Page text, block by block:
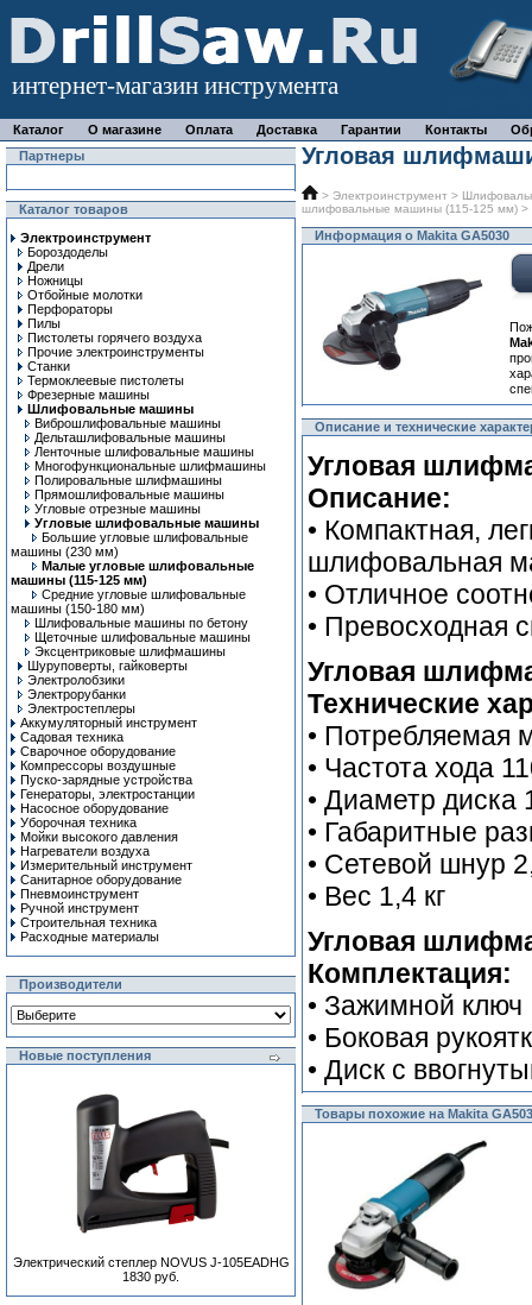
интернет-магазин инструмента
Каталог О магазине Оплата Доставка Гарантии Контакты
Партнеры
Каталог товаров
Электроинструмент
Бороздоделы
Дрели
Ножницы
Отбойные молотки
Перфораторы
Пилы
Пистолеты горячего воздуха
Прочие электроинструменты
Станки
Термоклеевые пистолеты
Фрезерные машины
Шлифовальные машины
Виброшлифовальные машины
Дельташлифовальные машины
Ленточные шлифовальные машины
Многофункциональные шлифмашины
Полировальные шлифмашины
Прямошлифовальные машины
Угловые отрезные машины
Угловые шлифовальные машины
Большие угловые шлифовальные
машины (230 мм)
Малые угловые шлифовальные
машины (115-125 мм)
Средние угловые шлифовальные
машины (150-180 мм)
Шлифовальные машины по бетону
Щеточные шлифовальные машины
Эксцентриковые шлифмашины
Шуруповерты, гайковерты
Электролобзики
Электрорубанки
Электростеплеры
Аккумуляторный инструмент
Садовая техника
Сварочное оборудование
Компрессоры воздушные
Пуско-зарядные устройства
Генераторы, электростанции
Насосное оборудование
Уборочная техника
Мойки высокого давления
Нагреватели воздуха
Измерительный инструмент
Санитарное оборудование
Пневмоинструмент
Ручной инcтрумент
Строительная техника
Расходные материалы
Производители
Новые поступления
Электрический степлер NOVUS J-105EADHG
1830 руб.
Угловая
> Электроинструмент >
шлифовальные машины (115-125 мм) >
Информация о Makita GA5030
Описание и технические
Угловая
Описание:
• Компактная,
шлифовальная
• Отличное
• Превосходная
Угловая
Технические
• Потребляемая
• Частота хода
• Диаметр
• Габаритные
• Сетевой шнур
• Вес 1,4 кг
Угловая
Комплектация:
• Зажимной ключ
• Боковая
• Диск с
Товары похожие на Makita